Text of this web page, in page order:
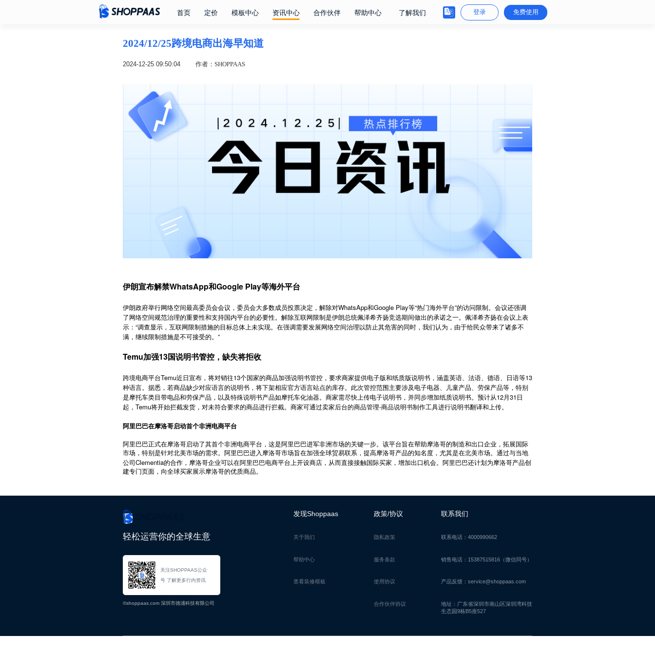
首页 定价 模板中心 资讯中心 合作伙伴 帮助中心 了解我们 登录 免费使用
2024/12/25跨境电商出海早知道
2024-12-25 09:50:04 作者：SHOPPAAS
伊朗宣布解禁WhatsApp和Google Play等海外平台
伊朗政府举行网络空间最高委员会会议，委员会大多数成员投票决定，解除对WhatsApp和Google Play等“热门海外平台”的访问限制。会议还强调
了网络空间规范治理的重要性和支持国内平台的必要性。解除互联网限制是伊朗总统佩泽希齐扬竞选期间做出的承诺之一。佩泽希齐扬在会议上表
示：“调查显示，互联网限制措施的目标总体上未实现。在强调需要发展网络空间治理以防止其危害的同时，我们认为，由于给民众带来了诸多不
满，继续限制措施是不可接受的。”
Temu加强13国说明书管控，缺失将拒收
跨境电商平台Temu近日宣布，将对销往13个国家的商品加强说明书管控，要求商家提供电子版和纸质版说明书，涵盖英语、法语、德语、日语等13
种语言。据悉，若商品缺少对应语言的说明书，将下架相应官方语言站点的库存。此次管控范围主要涉及电子电器、儿童产品、劳保产品等，特别
是摩托车类目带电品和劳保产品，以及特殊说明书产品如摩托车化油器。商家需尽快上传电子说明书，并同步增加纸质说明书。预计从12月31日
起，Temu将开始拦截发货，对未符合要求的商品进行拦截。商家可通过卖家后台的商品管理-商品说明书制作工具进行说明书翻译和上传。
阿里巴巴在摩洛哥启动首个非洲电商平台
阿里巴巴正式在摩洛哥启动了其首个非洲电商平台，这是阿里巴巴进军非洲市场的关键一步。该平台旨在帮助摩洛哥的制造和出口企业，拓展国际
市场，特别是针对北美市场的需求。阿里巴巴进入摩洛哥市场旨在加强全球贸易联系，提高摩洛哥产品的知名度，尤其是在北美市场。通过与当地
公司 Clementia的合作，摩洛哥企业可以在阿里巴巴电商平台上开设商店，从而直接接触国际买家，增加出口机会。阿里巴巴还计划为摩洛哥产品创
建专门页面，向全球买家展示摩洛哥的优质商品。
轻松运营你的全球生意
关注SHOPPAAS公众
号 了解更多行内资讯
©shoppaas.com 深圳市德浦科技有限公司
发现Shoppaas
关于我们
帮助中心
查看装修模板
政策/协议
隐私政策
服务条款
使用协议
合作伙伴协议
联系我们
联系电话：4000990662
销售电话：15387515816（微信同号）
产品反馈：service@shoppaas.com
地址：广东省深圳市南山区深圳湾科技
生态园9栋B5座527